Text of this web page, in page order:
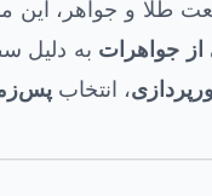
طلا و جواهر، این
جواهرات به دلیل
، انتخاب